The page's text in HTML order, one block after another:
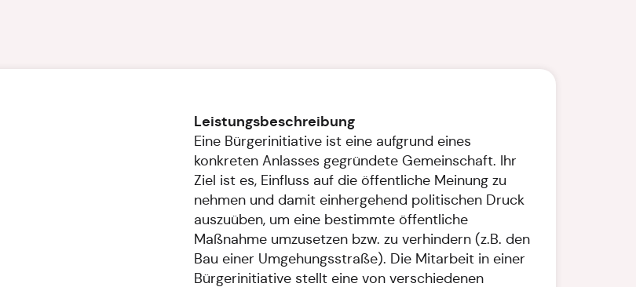
Leistungsbeschreibung
Eine Bürgerinitiative ist eine aufgrund eines
konkreten Anlasses gegründete Gemeinschaft. Ihr
Ziel ist es, Einfluss auf die öffentliche Meinung zu
nehmen und damit einhergehend politischen Druck
auszuüben, um eine bestimmte öffentliche
Maßnahme umzusetzen bzw. zu verhindern (z.B. den
Bau einer Umgehungsstraße). Die Mitarbeit in einer
Bürgerinitiative stellt eine von verschiedenen